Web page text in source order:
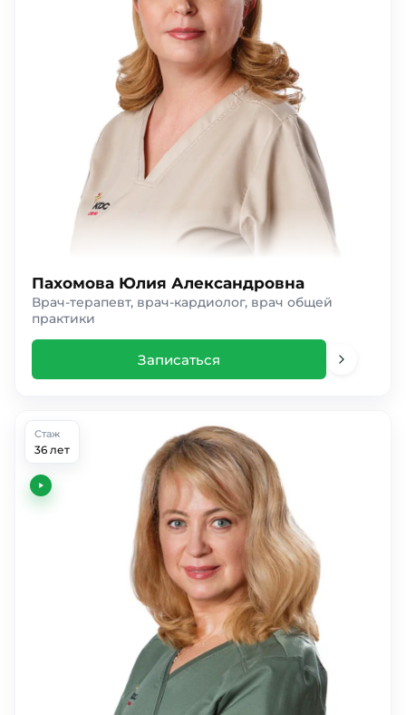
Пахомова Юлия Александровна
Врач-терапевт, врач-кардиолог, врач общей
практики
Записаться
Стаж
36 лет